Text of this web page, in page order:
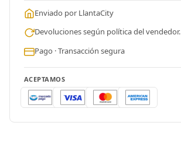
Enviado por LlantaCity
Devoluciones según política del vendedor.
Pago · Transacción segura
ACEPTAMOS